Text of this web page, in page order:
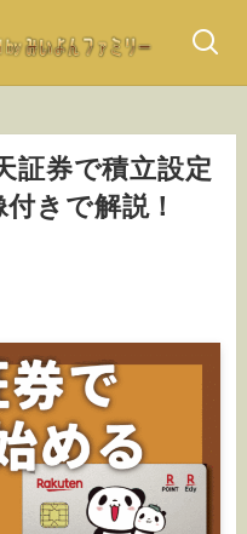
証券で積立設定
きで解説！